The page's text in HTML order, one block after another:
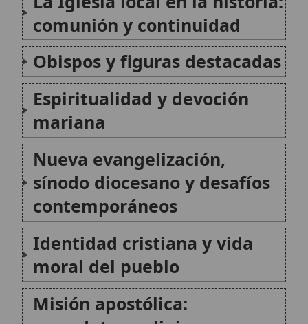
Identidad cristiana y vida
moral del pueblo
Misión apostólica:
sacerdotes, religiosos y
laicado
Conclusión
Citas y referencias
Modificado el 4 de junio de 2026 • FideScore™ 7.54
artículo
Antigua diócesis de Aarhus
La antigua diócesis de Aarhus (también
citada como Arusia o Arusiensis) fue una
sede eclesiástica medieval de la Iglesia en
Dinamarca, vinculada al desarrollo del
cristianismo en la región de Jutlandia. Su